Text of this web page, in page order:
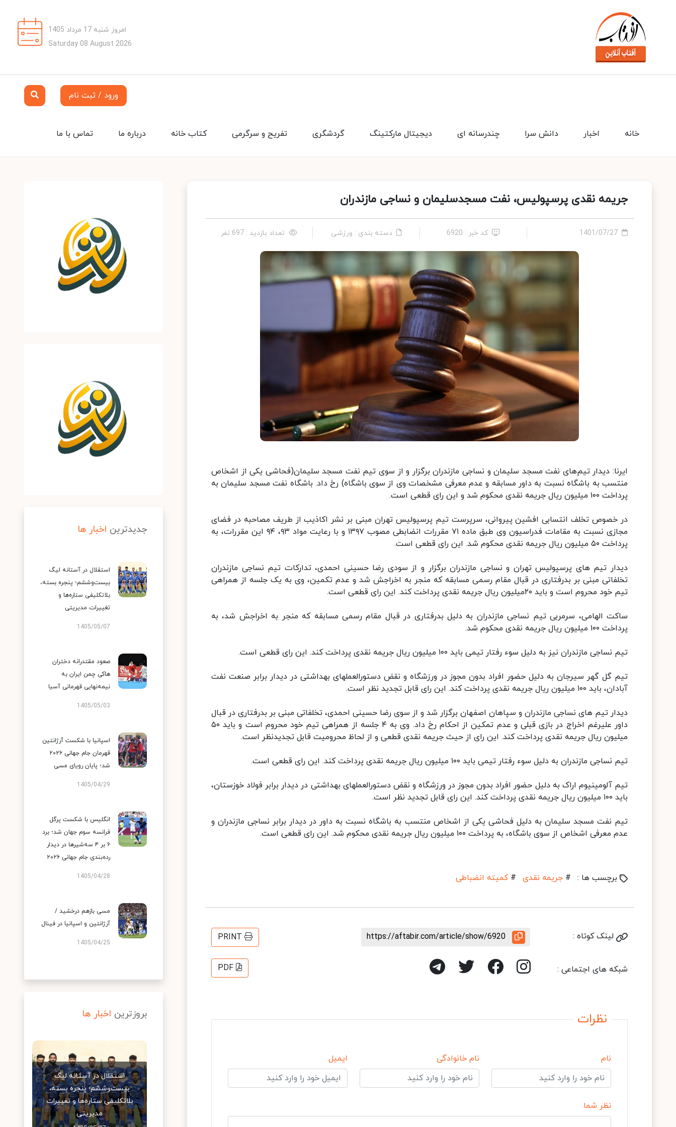
امروز شنبه 17 مرداد 1405
Saturday 08 August 2026
ورود / ثبت نام
تماس با ما درباره ما کتاب خانه تفریح و سرگرمی گردشگری دیجیتال مارکتینگ چندرسانه ای دانش سرا اخبار خانه
جریمه نقدی پرسپولیس، نفت مسجدسلیمان و نساجی مازندران
1401/07/27 کد خبر : 6920 دسته بندی : ورزشی تعداد بازدید : 697 نفر
ایرنا: دیدار تیم‌های نفت مسجد سلیمان و نساجی مازندران برگزار و از سوی تیم نفت مسجد سلیمان(فحاشی یکی از اشخاص
منتسب به باشگاه نسبت به داور مسابقه و عدم معرفی مشخصات وی از سوی باشگاه) رخ داد. باشگاه نفت مسجد سلیمان به
پرداخت ۱۰۰ میلیون ریال جریمه نقدی محکوم شد و این رای قطعی است.
در خصوص تخلف انتسابی افشین پیروانی، سرپرست تیم پرسپولیس تهران مبنی بر نشر اکاذیب از طریف مصاحبه در فضای
مجازی نسبت به مقامات فدراسیون وی طبق ماده ۷۱ مقررات انضابطی مصوب ۱۳۹۷ و با رعایت مواد ۹۳، ۹۴ این مقررات، به
پرداخت ۵۰ میلیون ریال جریمه نقدی محکوم شد. این رای قطعی است.
دیدار تیم های پرسپولیس تهران و نساجی مازندران برگزار و از سودی رضا حسینی احمدی، تدارکات تیم نساجی مازندران
تخلفاتی مبنی بر بدرفتاری در قبال مقام رسمی مسابقه که منجر به اخراجش شد و عدم تکمین، وی به یک جلسه از همراهی
تیم خود محروم است و باید ۲۰میلیون ریال جریمه نقدی پرداخت کند. این رای قطعی است.
ساکت الهامی، سرمربی تیم نساجی مازندران به دلیل بدرفتاری در قبال مقام رسمی مسابقه که منجر به اخراجش شد، به
پرداخت ۱۰۰ میلیون ریال جریمه نقدی محکوم شد.
تیم نساجی مازندران نیز به دلیل سوء رفتار تیمی باید ۱۰۰ میلیون ریال جریمه نقدی پرداخت کند. این رای قطعی است.
تیم گل گهر سیرجان به دلیل حضور افراد بدون مجوز در ورزشگاه و نقض دستورالعملهای بهداشتی در دیدار برابر صنعت نفت
آبادان، باید ۱۰۰ میلیون ریال جریمه نقدی پرداخت کند. این رای قابل تجدید نظر است.
دیدار تیم های نساجی مازندران و سپاهان اصفهان برگزار شد و از سوی رضا حسینی احمدی، تخلفاتی مبنی بر بدرفتاری در قبال
داور علیرغم اخراج در بازی قبلی و عدم تمکین از احکام رخ داد. وی به ۴ جلسه از همراهی تیم خود محروم است و باید ۵۰
میلیون ریال جریمه نقدی پرداخت کند. این رای از حیث جریمه نقدی قطعی و از لحاظ محرومیت قابل تجدیدنظر است.
تیم نساجی مازندران به دلیل سوء رفتار تیمی باید ۱۰۰ میلیون ریال جریمه نقدی پرداخت کند. این رای قطعی است.
تیم آلومینیوم اراک به دلیل حضور افراد بدون مجوز در ورزشگاه و نقض دستورالعملهای بهداشتی در دیدار برابر فولاد خوزستان،
باید ۱۰۰ میلیون ریال جریمه نقدی پرداخت کند. این رای قابل تجدید نظر است.
تیم نفت مسجد سلیمان به دلیل فحاشی یکی از اشخاص منتسب به باشگاه نسبت به داور در دیدار برابر نساجی مازندران و
عدم معرفی اشخاص از سوی باشگاه، به پرداخت ۱۰۰ میلیون ریال جریمه نقدی محکوم شد. این رای قطعی است.
برچسب ها : # جریمه نقدی # کمیته انضباطی
لینک کوتاه : https://aftabir.com/article/show/6920
PRINT
شبکه های اجتماعی : PDF
نظرات
نام نام خانوادگی ایمیل
نظر شما
جدیدترین اخبار ها
استقلال در آستانه لیگ
بیست‌وششم؛ پنجره بسته،
بلاتکلیفی ستاره‌ها و
تغییرات مدیریتی
1405/05/07
صعود مقتدرانه دختران
هاکی چمن ایران به
نیمه‌نهایی قهرمانی آسیا
1405/05/03
اسپانیا با شکست آرژانتین
قهرمان جام جهانی ۲۰۲۶
شد؛ پایان رویای مسی
1405/04/29
انگلیس با شکست پرگل
فرانسه سوم جهان شد؛ برد
۶ بر ۴ سه‌شیرها در دیدار
رده‌بندی جام جهانی ۲۰۲۶
1405/04/28
مسی بازهم درخشید /
آرژانتین و اسپانیا در فینال
1405/04/25
بروزترین اخبار ها
استقلال در آستانه لیگ
بیست‌وششم؛ پنجره بسته،
بلاتکلیفی ستاره‌ها و تغییرات
مدیریتی